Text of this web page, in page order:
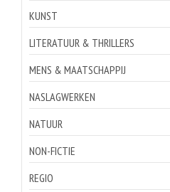
KUNST
LITERATUUR & THRILLERS
MENS & MAATSCHAPPIJ
NASLAGWERKEN
NATUUR
NON-FICTIE
REGIO